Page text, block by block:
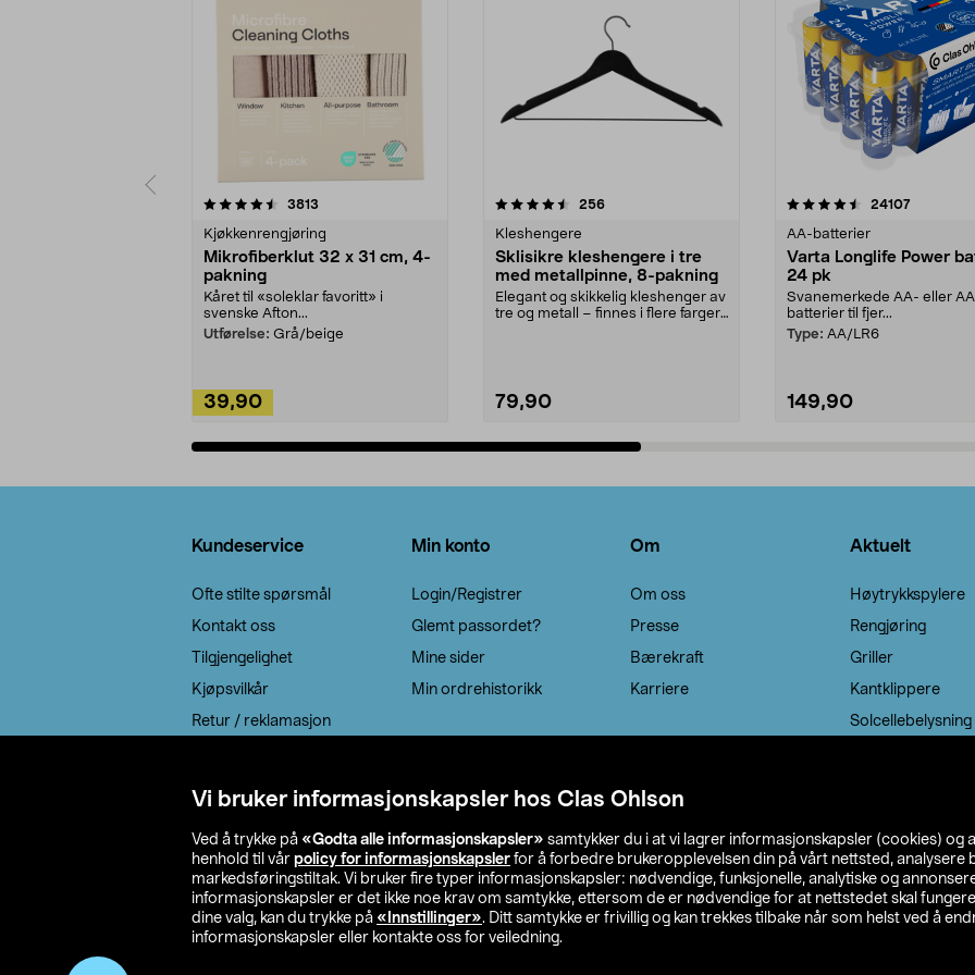
Vi bruker informasjonskapsler hos Clas Ohlson
Ved å trykke på «Godta alle informasjonskapsler» samtykker du i at vi lagrer informasjonskapsler (cookies) og
henhold til vår policy for informasjonskapsler for å forbedre brukeropplevelsen din på vårt nettsted, analysere
markedsføringstiltak. Vi bruker fire typer informasjonskapsler: nødvendige, funksjonelle, analytiske og
informasjonskapsler er det ikke noe krav om samtykke, ettersom de er nødvendige for at nettstedet skal
dine valg, kan du trykke på «Innstillinger». Ditt samtykke er frivillig og kan trekkes tilbake når som helst ved å
informasjonskapsler eller kontakte oss for veiledning.
3813
Kjøkkenrengjøring
Mikrofiberklut 32 x 31 cm, 4-
pakning
Kåret til «soleklar favoritt» i
svenske Afton...
Utførelse: Grå/beige
39,90
4.5av 5 stjerner 256anmeldelser
Kleshengere
Sklisikre kleshengere i tre
med metallpinne, 8-pakning
Elegant og skikkelig kleshenger av
tre og metall – finnes i flere farger.
79,90
4.5av 5 stjerner 24107
AA-batterier
Varta Longlife Power
24 pk
Svanemerkede AA- eller
batterier til fjer...
Type: AA/LR6
149,90
4.5av 5 stjerner
Kundeservice
Ofte stilte spørsmål
Kontakt oss
Tilgjengelighet
Kjøpsvilkår
Retur / reklamasjon
Min konto
Login/Registrer
Glemt passordet?
Mine sider
Min ordrehistorikk
Om
Om oss
Presse
Bærekraft
Karriere
Aktuelt
Høytrykkspylere
Rengjøring
Griller
Kantklippere
Solcellebelysning